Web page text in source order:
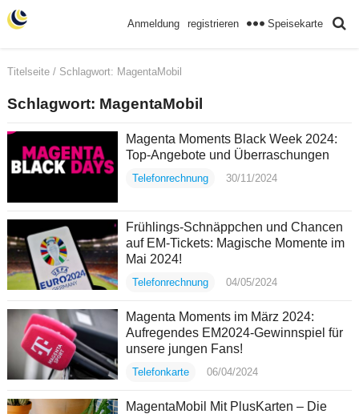
Anmeldung registrieren Speisekarte
Titelseite/ Schlagwort: MagentaMobil
Schlagwort: MagentaMobil
Magenta Moments Black Week 2024:
Top-Angebote und Überraschungen
Telefonrechnung 30/11/2024
Frühlings-Schnäppchen und Chancen
auf EM-Tickets: Magische Momente im
Mai 2024!
Telefonrechnung 04/05/2024
Magenta Moments im März 2024:
Aufregendes EM2024-Gewinnspiel für
unsere jungen Fans!
Telefonkarte 06/04/2024
MagentaMobil Mit PlusKarten – Die